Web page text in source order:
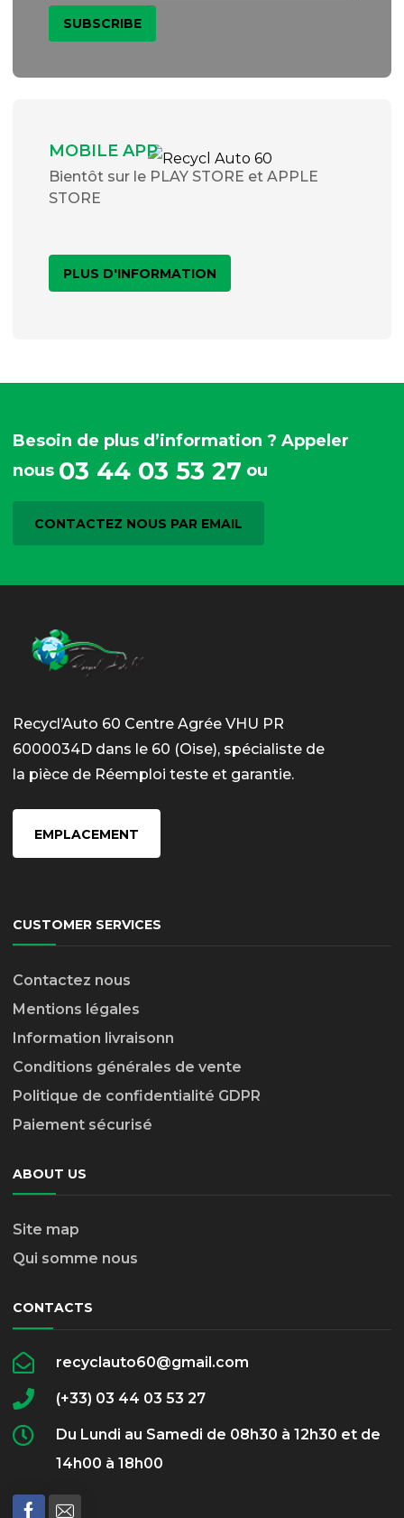
MOBILE APP
Bientôt sur le PLAY STORE et APPLE
STORE
PLUS D'INFORMATION
Besoin de plus d’information ? Appeler
nous 03 44 03 53 27 ou
CONTACTEZ NOUS PAR EMAIL
Recycl’Auto 60 Centre Agrée VHU PR
6000034D dans le 60 (Oise), spécialiste de
la pièce de Réemploi teste et garantie.
EMPLACEMENT
CUSTOMER SERVICES
Contactez nous
Mentions légales
Information livraisonn
Conditions générales de vente
Politique de confidentialité GDPR
Paiement sécurisé
ABOUT US
Site map
Qui somme nous
CONTACTS
recyclauto60@gmail.com
(+33) 03 44 03 53 27
Du Lundi au Samedi de 08h30 à 12h30 et de
14h00 à 18h00